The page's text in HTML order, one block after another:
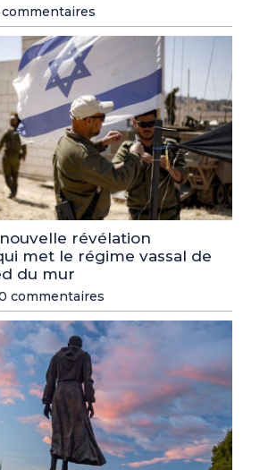
commentaires
révélation
met le régime vassal de
du mur
commentaires